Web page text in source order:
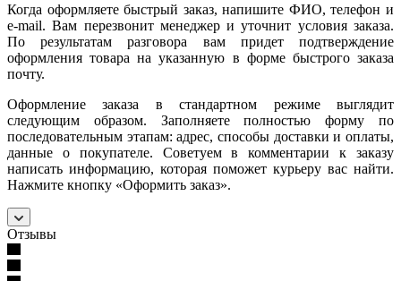
Когда оформляете быстрый заказ, напишите ФИО, телефон и
e-mail. Вам перезвонит менеджер и уточнит условия заказа.
По результатам разговора вам придет подтверждение
оформления товара на указанную в форме быстрого заказа
почту.
Оформление заказа в стандартном режиме выглядит
следующим образом. Заполняете полностью форму по
последовательным этапам: адрес, способы доставки и оплаты,
данные о покупателе. Советуем в комментарии к заказу
написать информацию, которая поможет курьеру вас найти.
Нажмите кнопку «Оформить заказ».
Отзывы